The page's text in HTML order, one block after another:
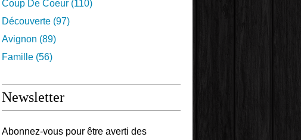
Coup De Coeur (110)
Découverte (97)
Avignon (89)
Famille (56)
Newsletter
Abonnez-vous pour être averti des